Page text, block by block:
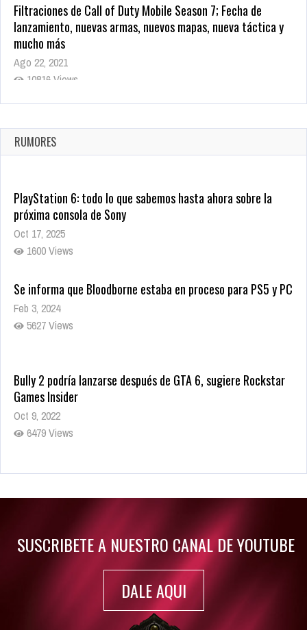
Filtraciones de Call of Duty Mobile Season 7; Fecha de
lanzamiento, nuevas armas, nuevos mapas, nueva táctica y
mucho más
Ago 22, 2021
10816 Views
La configuración de Call of Duty 2021 aparentemente ya fue
Ago 8, 2021
10001 Views
RUMORES
PlayStation 6: todo lo que sabemos hasta ahora sobre la
próxima consola de Sony
Oct 17, 2025
1600 Views
Se informa que Bloodborne estaba en proceso para PS5 y PC
Feb 3, 2024
5627 Views
Bully 2 podría lanzarse después de GTA 6, sugiere Rockstar
Games Insider
Oct 9, 2022
6479 Views
Rumor: Se filtran los primeros detalles de Resident Evil 9
SUSCRIBETE A NUESTRO CANAL DE YOUTUBE
DALE AQUI